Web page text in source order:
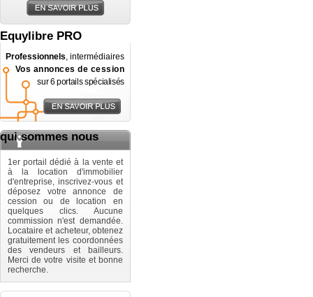
Equylibre PRO
Professionnels, intermédiaires
Vos annonces de cession
sur 6 portails spécialisés
qui sommes nous
1er portail dédié à la vente et
à la location d'immobilier
d'entreprise, inscrivez-vous et
déposez votre annonce de
cession ou de location en
quelques clics. Aucune
commission n'est demandée.
Locataire et acheteur, obtenez
gratuitement les coordonnées
des vendeurs et bailleurs.
Merci de votre visite et bonne
recherche.